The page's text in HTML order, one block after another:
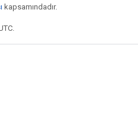
kapsamındadır.